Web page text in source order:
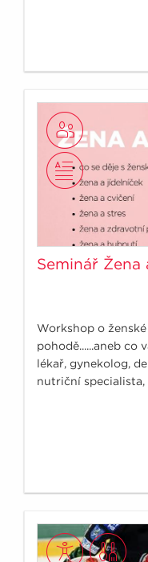
Seminář Žena
Workshop o
pohodě......aneb co
lékař, gynekolog,
nutriční